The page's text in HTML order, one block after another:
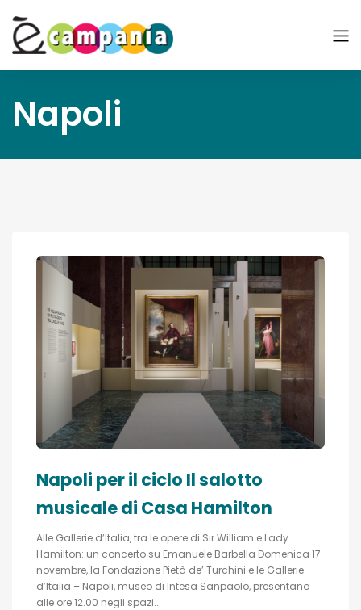
Napoli
Napoli per il ciclo Il salotto
musicale di Casa Hamilton
Alle Gallerie d’Italia, tra le opere di Sir William e Lady
Hamilton: un concerto su Emanuele Barbella Domenica 17
novembre, la Fondazione Pietà de’ Turchini e le Gallerie
d’Italia – Napoli, museo di Intesa Sanpaolo, presentano
alle ore 12.00 negli spazi...